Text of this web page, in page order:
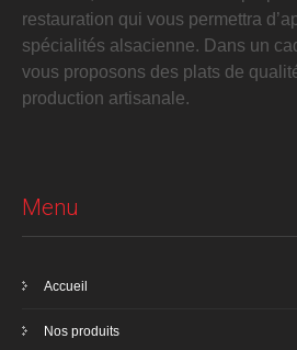
restauration qui vous permettra
spécialités alsacienne. Dans un
vous proposons des plats de
production artisanale.
Menu
Accueil
Nos produits